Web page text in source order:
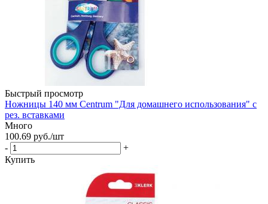
Быстрый просмотр
Ножницы 140 мм Centrum "Для домашнего использования" c
рез. вставками
Много
100.69 руб./шт
-
+
Купить